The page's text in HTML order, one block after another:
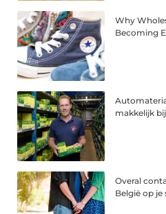
Why
Becoming
makkelijk
Overal
België op